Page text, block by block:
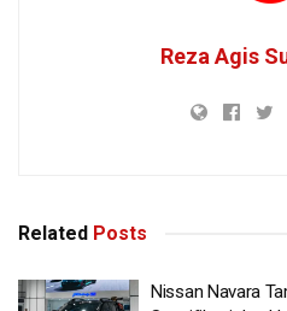
Reza Agis
Related Posts
Nissan Navara